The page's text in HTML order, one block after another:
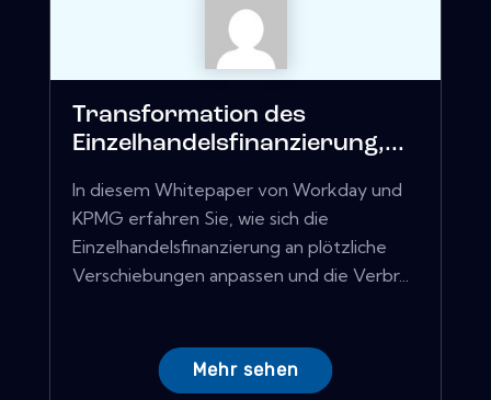
Transformation des
Einzelhandelsfinanzierung,...
In diesem Whitepaper von Workday und
KPMG erfahren Sie, wie sich die
Einzelhandelsfinanzierung an plötzliche
Verschiebungen anpassen und die Verbr...
Mehr sehen